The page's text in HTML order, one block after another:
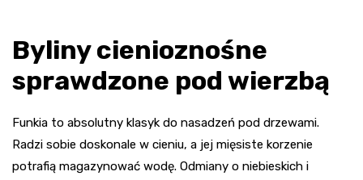
Byliny cienioznośne
sprawdzone pod wierzbą
Funkia to absolutny klasyk do nasadzeń pod drzewami.
Radzi sobie doskonale w cieniu, a jej mięsiste korzenie
potrafią magazynować wodę. Odmiany o niebieskich i